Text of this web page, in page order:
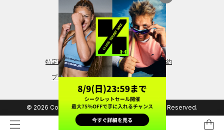
レギンス＆タイツ
特定商取引法に基づく通販の表記 会員規約
プライバシーポリシー
© 2026 Copyright DOME Corporation. All Rights Reserved.